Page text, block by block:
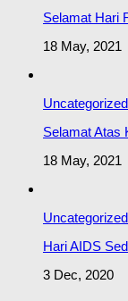
Selamat Hari
18 May, 2021
Uncategorized
Selamat Atas
18 May, 2021
Uncategorized
Hari AIDS
3 Dec, 2020